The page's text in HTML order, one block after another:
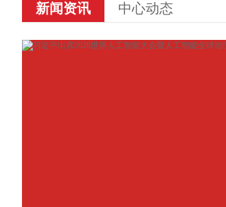
新闻资讯 中心动态